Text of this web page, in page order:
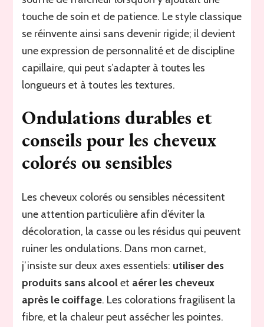
touche de soin et de patience. Le style classique
se réinvente ainsi sans devenir rigide; il devient
une expression de personnalité et de discipline
capillaire, qui peut s’adapter à toutes les
longueurs et à toutes les textures.
Ondulations durables et
conseils pour les cheveux
colorés ou sensibles
Les cheveux colorés ou sensibles nécessitent
une attention particulière afin d’éviter la
décoloration, la casse ou les résidus qui peuvent
ruiner les ondulations. Dans mon carnet,
j’insiste sur deux axes essentiels: utiliser des
produits sans alcoolet aérer les cheveux
après le coiffage. Les colorations fragilisent la
fibre, et la chaleur peut assécher les pointes.